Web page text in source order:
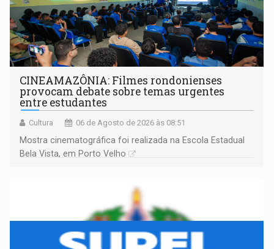
CINEAMAZÔNIA: Filmes rondonienses
provocam debate sobre temas urgentes
entre estudantes
Cultura 06 de Agosto de 2026 às 08:51
Mostra cinematográfica foi realizada na Escola Estadual
Bela Vista, em Porto Velho